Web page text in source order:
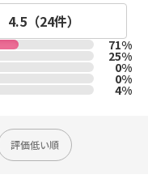
4.5（24件）
71%
25%
0%
0%
4%
評価低い順